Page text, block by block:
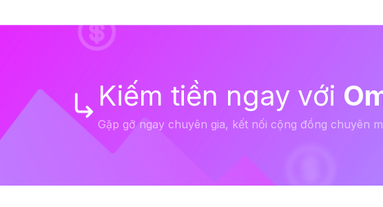
Kiếm tiền ngay với
Gặp gỡ ngay chuyên gia, kết nối cộng đồng chuyên